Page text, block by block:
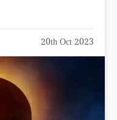
20th Oct 2023